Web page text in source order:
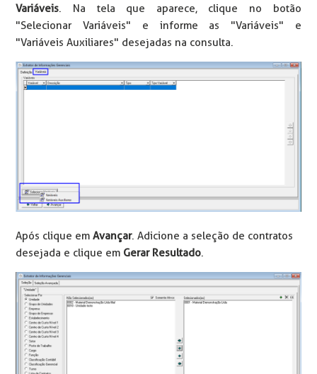
Variáveis. Na tela que aparece, clique no botão
"Selecionar Variáveis" e informe as "Variáveis" e
"Variáveis Auxiliares" desejadas na consulta.
Após clique emAvançar. Adicione a seleção de contratos
desejada e clique em Gerar Resultado.